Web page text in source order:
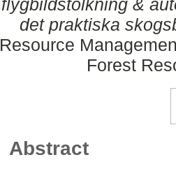
flygbildstolkning &
det praktiska
Resource
Forest
Abstract